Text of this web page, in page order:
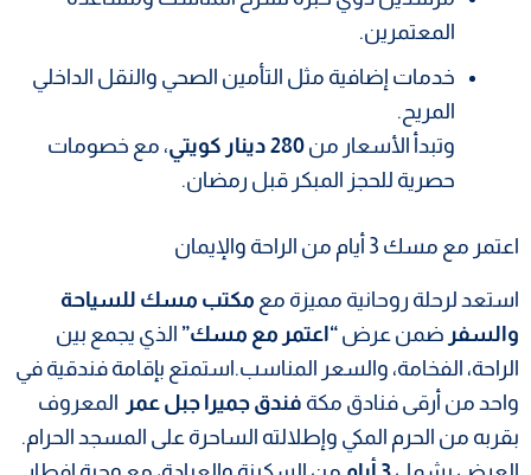
المعتمرين.
خدمات إضافية مثل التأمين الصحي والنقل الداخلي
المريح.
وتبدأ الأسعار من 280 دينار كويتي
، مع خصومات
حصرية للحجز المبكر قبل رمضان.
اعتمر مع مسك 3 أيام من الراحة والإيمان
استعد لرحلة روحانية مميزة مع مكتب مسك للسياحة
والسفر ضمن عرض “اعتمر مع مسك” الذي يجمع بين
الراحة، الفخامة، والسعر المناسب.استمتع بإقامة فندقية في
واحد من أرقى فنادق مكة فندق جميرا جبل عمر المعروف
بقربه من الحرم المكي وإطلالته الساحرة على المسجد الحرام.